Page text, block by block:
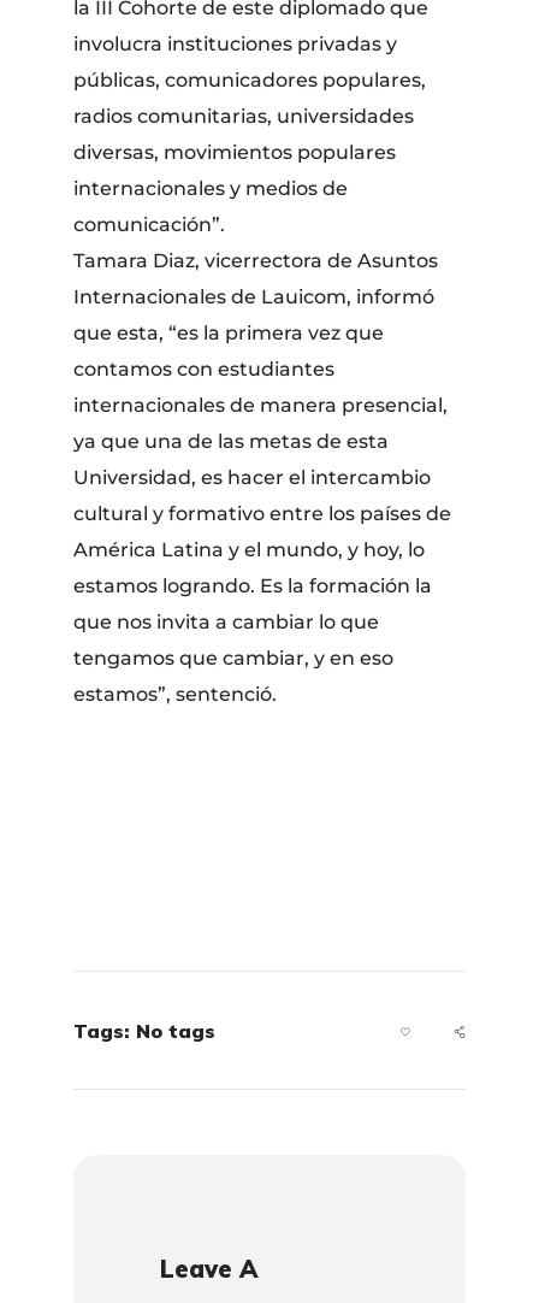
la III Cohorte de este diplomado que
involucra instituciones privadas y
públicas, comunicadores populares,
radios comunitarias, universidades
diversas, movimientos populares
internacionales y medios de
comunicación”.
Tamara Diaz, vicerrectora de Asuntos
Internacionales de Lauicom, informó
que esta, “es la primera vez que
contamos con estudiantes
internacionales de manera presencial,
ya que una de las metas de esta
Universidad, es hacer el intercambio
cultural y formativo entre los países de
América Latina y el mundo, y hoy, lo
estamos logrando. Es la formación la
que nos invita a cambiar lo que
tengamos que cambiar, y en eso
estamos”, sentenció.
Tags: No tags
Leave A